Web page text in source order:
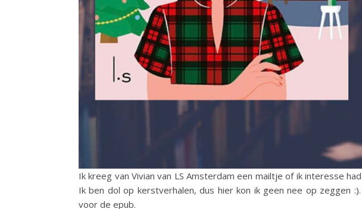
Ik kreeg van Vivian van LS Amsterdam een mailtje of ik interesse
Ik ben dol op kerstverhalen, dus hier kon ik geen nee op zeggen
voor de epub.